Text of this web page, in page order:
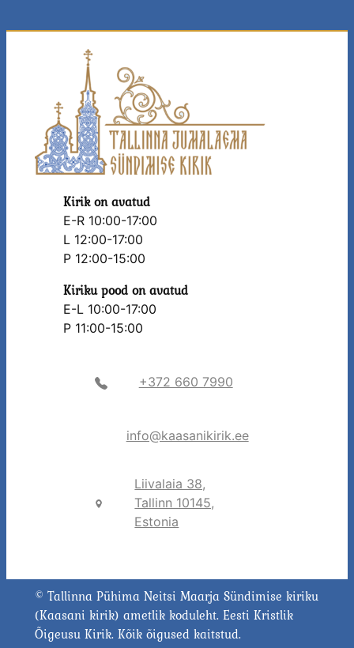
Kirik on avatud
E-R 10:00-17:00
L 12:00-17:00
P 12:00-15:00
Kiriku pood on avatud
E-L 10:00-17:00
P 11:00-15:00
+372 660 7990
info@kaasanikirik.ee
Liivalaia 38,
Tallinn 10145,
Estonia
© Tallinna Pühima Neitsi Maarja Sündimise kiriku
(Kaasani kirik) ametlik koduleht. Eesti Kristlik
Õigeusu Kirik. Kõik õigused kaitstud.